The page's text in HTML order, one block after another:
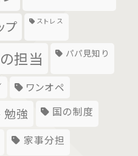
プ ストレス
担当 パパ見知り
ワンオペ
勉強 国の制度
家事分担